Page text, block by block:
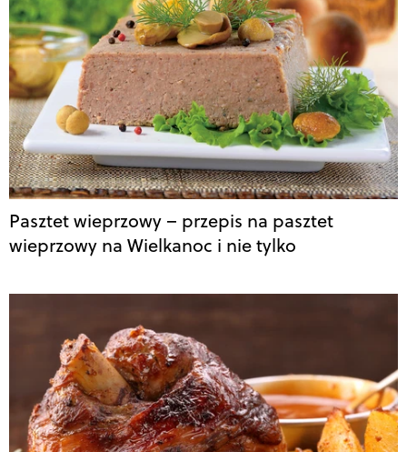
Pasztet wieprzowy – przepis na pasztet
wieprzowy na Wielkanoc i nie tylko